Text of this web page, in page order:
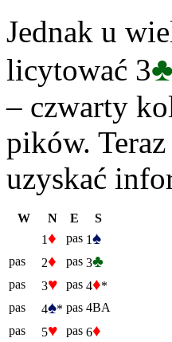
Jednak u
licytować 3♣
– czwarty
pików.
uzyskać
W N E
S
1♦ pas 1♠
pas 2♦ pas 3♣
pas 3♥ pas 4♦*
pas
4♠* pas 4BA
pas
5♥ pas 6♦